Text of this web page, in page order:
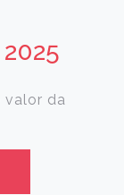
2025
valor da